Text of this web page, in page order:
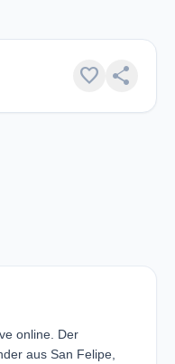
favorite share
online. Der
aus San Felipe,